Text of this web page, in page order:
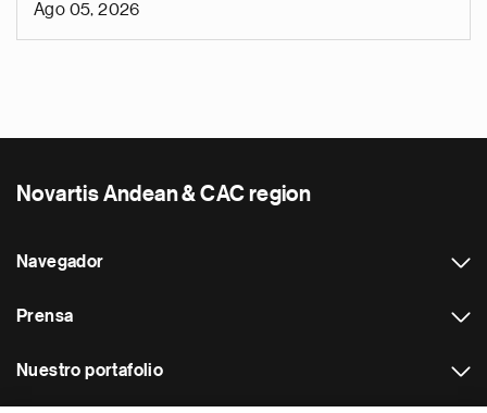
Ago 05, 2026
Novartis Andean & CAC region
Navegador
Prensa
Nuestro portafolio